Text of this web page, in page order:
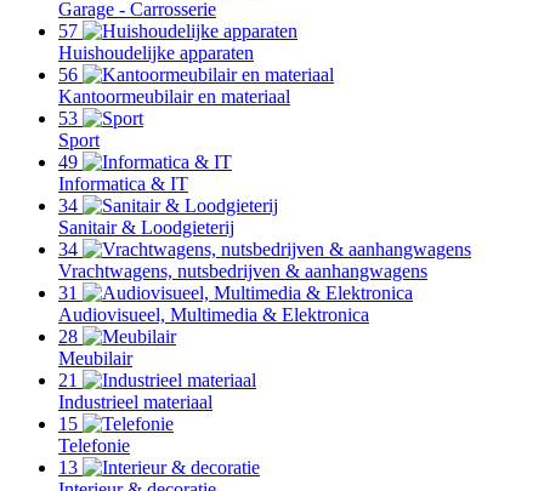
Garage - Carrosserie
57
Huishoudelijke apparaten
56
Kantoormeubilair en materiaal
53
Sport
49
Informatica & IT
34
Sanitair & Loodgieterij
34
Vrachtwagens, nutsbedrijven & aanhangwagens
31
Audiovisueel, Multimedia & Elektronica
28
Meubilair
21
Industrieel materiaal
15
Telefonie
13